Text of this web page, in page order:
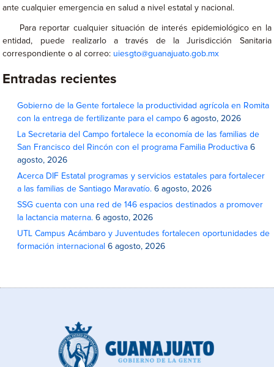
ante cualquier emergencia en salud a nivel estatal y nacional.
Para reportar cualquier situación de interés epidemiológico en la
entidad, puede realizarlo a través de la Jurisdicción Sanitaria
correspondiente o al correo: uiesgto@guanajuato.gob.mx
Entradas recientes
Gobierno de la Gente fortalece la productividad agrícola en Romita
con la entrega de fertilizante para el campo 6 agosto, 2026
La Secretaria del Campo fortalece la economía de las familias de
San Francisco del Rincón con el programa Familia Productiva 6
agosto, 2026
Acerca DIF Estatal programas y servicios estatales para fortalecer
a las familias de Santiago Maravatío. 6 agosto, 2026
SSG cuenta con una red de 146 espacios destinados a promover
la lactancia materna. 6 agosto, 2026
UTL Campus Acámbaro y Juventudes fortalecen oportunidades de
formación internacional 6 agosto, 2026